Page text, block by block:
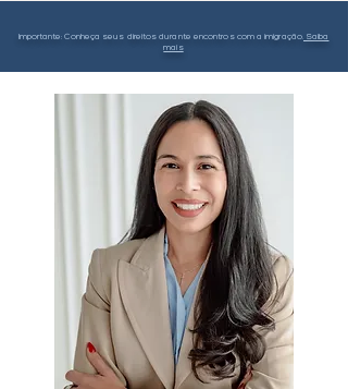
Importante: Conheça seus direitos durante encontros com a imigração.Saiba
mais